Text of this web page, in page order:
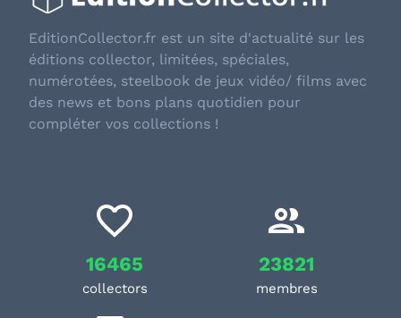
EditionCollector.fr est un site d'actualité sur les
éditions collector, limitées, spéciales,
numérotées, steelbook de jeux vidéo/ films avec
des news et bons plans quotidien pour
compléter vos collections !
16465
collectors
23821
membres